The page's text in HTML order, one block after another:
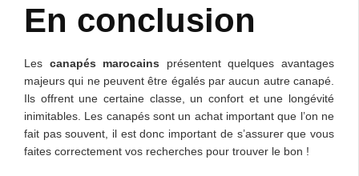
En conclusion
Les canapés marocains présentent quelques avantages
majeurs qui ne peuvent être égalés par aucun autre canapé.
Ils offrent une certaine classe, un confort et une longévité
inimitables. Les canapés sont un achat important que l’on ne
fait pas souvent, il est donc important de s’assurer que vous
faites correctement vos recherches pour trouver le bon !